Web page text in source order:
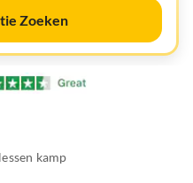
Zoeken
kamp